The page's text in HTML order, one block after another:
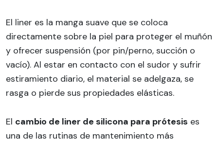
El liner es la manga suave que se coloca
directamente sobre la piel para proteger el muñón
y ofrecer suspensión (por pin/perno, succión o
vacío). Al estar en contacto con el sudor y sufrir
estiramiento diario, el material se adelgaza, se
rasga o pierde sus propiedades elásticas.
El cambio de liner de silicona para prótesis es
una de las rutinas de mantenimiento más